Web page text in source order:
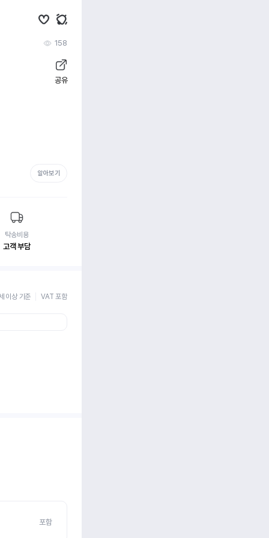
158
공유
알아보기
탁송비용
고객 부담
이상 기준 VAT 포함
포함